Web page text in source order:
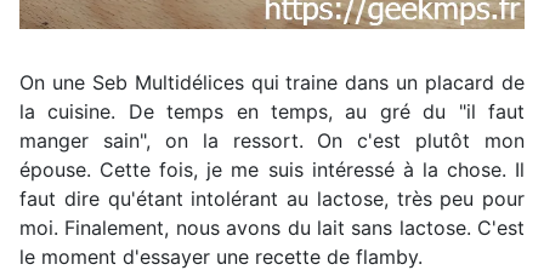
On une Seb Multidélices qui traine dans un placard de
la cuisine. De temps en temps, au gré du "il faut
manger sain", on la ressort. On c'est plutôt mon
épouse. Cette fois, je me suis intéressé à la chose. Il
faut dire qu'étant intolérant au lactose, très peu pour
moi. Finalement, nous avons du lait sans lactose. C'est
le moment d'essayer une recette de flamby.